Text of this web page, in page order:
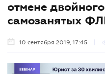
отмене
самозанятых
10 сентября 2019, 17:45